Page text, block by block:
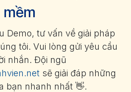
mềm
Demo, tư vấn về giải pháp
tôi. Vui lòng gửi yêu cầu
nhắn. Đội ngũ
sẽ giải đáp những
bạn nhanh nhất 👋.